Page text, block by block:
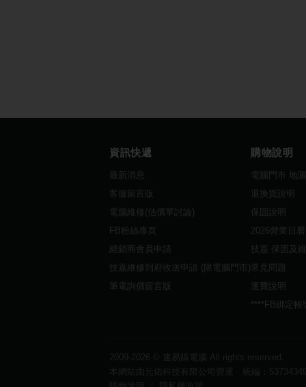
資訊快遞
最新消息
客服留言版
電腦維修(估價單討論)
FB粉絲專頁
經銷商會員申請
技嘉維修到府收送申請 (限電腦門市)
筆電詢價留言版
購物說明
電腦門市 地圖
退換貨說明
保固說明
2026營業日曆
技嘉 保固及
常見問題
運費說明
****FB綁定帳